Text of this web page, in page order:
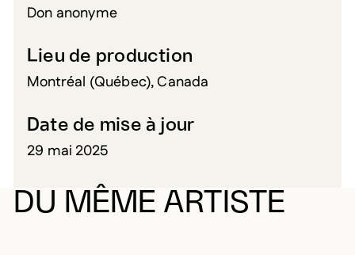
Don anonyme
Lieu de production
Montréal (Québec), Canada
Date de mise à jour
29 mai 2025
DU MÊME ARTISTE